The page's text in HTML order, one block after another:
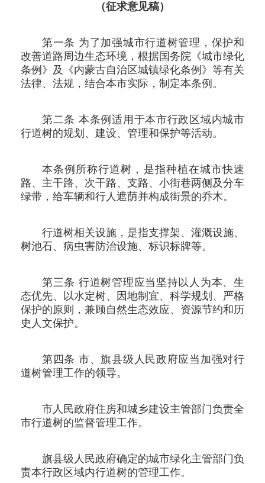
（征求意见稿）
第一条 为了加强城市行道树管理，保护和
改善道路周边生态环境，根据国务院《城市绿化
条例》及《内蒙古自治区城镇绿化条例》等有关
法律、法规，结合本市实际，制定本条例。
第二条 本条例适用于本市行政区域内城市
行道树的规划、建设、管理和保护等活动。
本条例所称行道树，是指种植在城市快速
路、主干路、次干路、支路、小街巷两侧及分车
绿带，给车辆和行人遮荫并构成街景的乔木。
行道树相关设施，是指支撑架、灌溉设施、
树池石、病虫害防治设施、标识标牌等。
第三条 行道树管理应当坚持以人为本、生
态优先、以水定树、因地制宜、科学规划、严格
保护的原则，兼顾自然生态效应、资源节约和历
史人文保护。
第四条 市、旗县级人民政府应当加强对行
道树管理工作的领导。
市人民政府住房和城乡建设主管部门负责全
市行道树的监督管理工作。
旗县级人民政府确定的城市绿化主管部门负
责本行政区域内行道树的管理工作。